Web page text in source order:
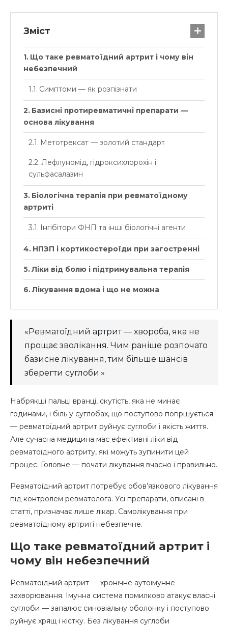
Зміст
Що таке ревматоїдний артрит і чому він
небезпечний
Симптоми — як розпізнати
Базисні протиревматичні препарати —
основа лікування
Метотрексат — золотий стандарт
Лефлуномід, гідроксихлорохін і
сульфасалазин
Біологічна терапія при ревматоїдному
артриті
Інгібітори ФНП та інші біологічні агенти
НПЗП і кортикостероїди при загостренні
Ліки від болю і підтримувальна терапія
Лікування вдома і що не можна
Коли потрібна термінова консультація
«Ревматоїдний артрит — хвороба, яка не
прощає зволікання. Чим раніше розпочато
базисне лікування, тим більше шансів
зберегти суглоби.»
Набрякші пальці вранці, скутість, яка не минає
годинами, і біль у суглобах, що поступово погіршується
— ревматоїдний артрит руйнує суглоби і якість життя.
Але сучасна медицина має ефективні ліки від
ревматоїдного артриту, які можуть зупинити цей
процес. Головне — почати лікування вчасно і правильно.
Ревматоїдний артрит потребує обов’язкового лікування
під контролем ревматолога. Усі препарати, описані в
статті, призначає лише лікар. Самолікування при
ревматоїдному артриті небезпечне.
Що таке ревматоїдний артрит і
чому він небезпечний
Ревматоїдний артрит — хронічне аутоімунне
захворювання. Імунна система помилково атакує власні
суглоби — запалює синовіальну оболонку і поступово
руйнує хрящ і кістку. Без лікування суглоби